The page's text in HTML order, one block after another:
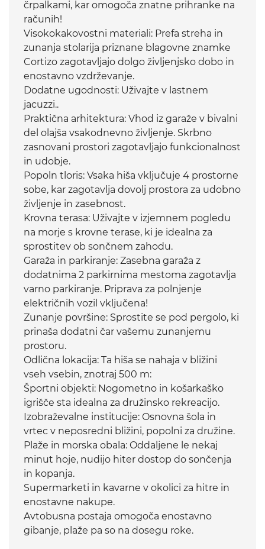
črpalkami, kar omogoča znatne prihranke na
računih!
Visokokakovostni materiali: Prefa streha in
zunanja stolarija priznane blagovne znamke
Cortizo zagotavljajo dolgo življenjsko dobo in
enostavno vzdrževanje.
Dodatne ugodnosti: Uživajte v lastnem
jacuzzi..
Praktična arhitektura: Vhod iz garaže v bivalni
del olajša vsakodnevno življenje. Skrbno
zasnovani prostori zagotavljajo funkcionalnost
in udobje.
Popoln tloris: Vsaka hiša vključuje 4 prostorne
sobe, kar zagotavlja dovolj prostora za udobno
življenje in zasebnost.
Krovna terasa: Uživajte v izjemnem pogledu
na morje s krovne terase, ki je idealna za
sprostitev ob sončnem zahodu.
Garaža in parkiranje: Zasebna garaža z
dodatnima 2 parkirnima mestoma zagotavlja
varno parkiranje. Priprava za polnjenje
električnih vozil vključena!
Zunanje površine: Sprostite se pod pergolo, ki
prinaša dodatni čar vašemu zunanjemu
prostoru.
Odlična lokacija: Ta hiša se nahaja v bližini
vseh vsebin, znotraj 500 m:
Športni objekti: Nogometno in košarkaško
igrišče sta idealna za družinsko rekreacijo.
Izobraževalne institucije: Osnovna šola in
vrtec v neposredni bližini, popolni za družine.
Plaže in morska obala: Oddaljene le nekaj
minut hoje, nudijo hiter dostop do sončenja
in kopanja.
Supermarketi in kavarne v okolici za hitre in
enostavne nakupe.
Avtobusna postaja omogoča enostavno
gibanje, plaže pa so na dosegu roke.